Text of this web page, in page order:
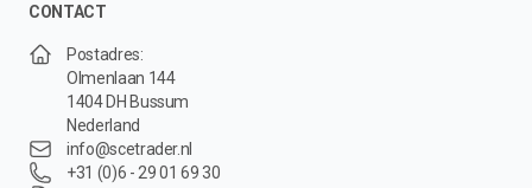
CONTACT
Postadres:
Olmenlaan 144
1404 DH Bussum
Nederland
info@scetrader.nl
+31 (0)6 - 29 01 69 30